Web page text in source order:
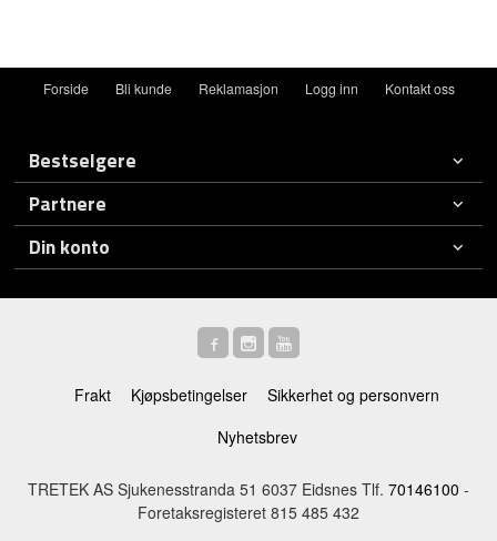
Forside Bli kunde Reklamasjon Logg inn Kontakt oss
Bestselgere
Partnere
Din konto
Frakt Kjøpsbetingelser
Sikkerhet og personvern
Nyhetsbrev
TRETEK AS Sjukenesstranda 51 6037 Eidsnes Tlf. 70146100 -
Foretaksregisteret 815 485 432